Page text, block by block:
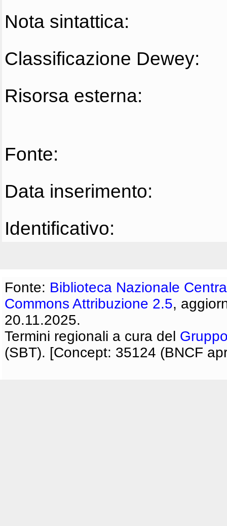
Nota sintattica:
Classificazione Dewey:
Risorsa esterna:
Fonte:
Data inserimento:
Identificativo:
Fonte: Biblioteca Nazionale
Commons Attribuzione 2.5,
20.11.2025.
Termini regionali a cura del
(SBT). [Concept: 35124 (BNCF